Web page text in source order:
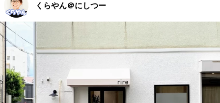
くらやん＠にしつー